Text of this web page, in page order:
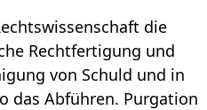
die
Rechtfertigung und
von Schuld und in
das Abführen. Purgation